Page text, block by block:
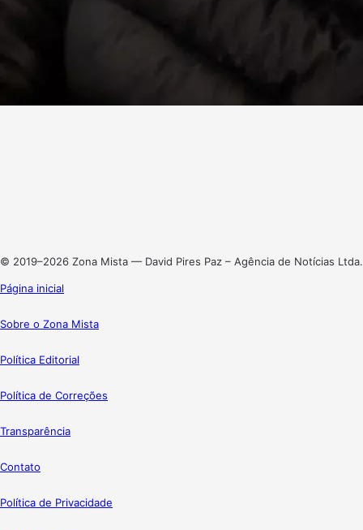
© 2019–2026 Zona Mista — David Pires Paz – Agência de Notícias Ltda.
Página inicial
Sobre o Zona Mista
Política Editorial
Política de Correções
Transparência
Contato
Política de Privacidade